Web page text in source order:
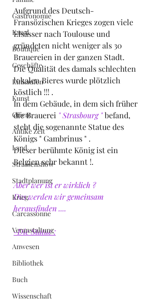
Gastronomie
Kanal
Boutique
Geschäfte
Einkaufen
Kunst
Orient
Antike Zeit
Land
Strassenshow
Stadtplanung
Krieg
Carcassonne
Veranstaltung
Anwesen
Bibliothek
Buch
Wissenschaft
Aufgrund des Deutsch-
Fransözischen Krieges zogen viele
Elsässer nach Toulouse und
gründeten nicht weniger als 30
Brauereien in der ganzen Stadt.
Die Qualität des damals schlechten
lokalen Bieres wurde plötzlich
köstlich !!! .
In dem Gebäude, in dem sich früher
die Brauerei " Strasbourg " befand,
steht die sogenannte Statue des
Königs " Gambrinus " .
Dieser berühmte König ist ein
Belgien sehr bekannt !.
Aber wer ist er wirklich ?
Das werden wir gemeinsam
herausfinden ....
-Die Statue :